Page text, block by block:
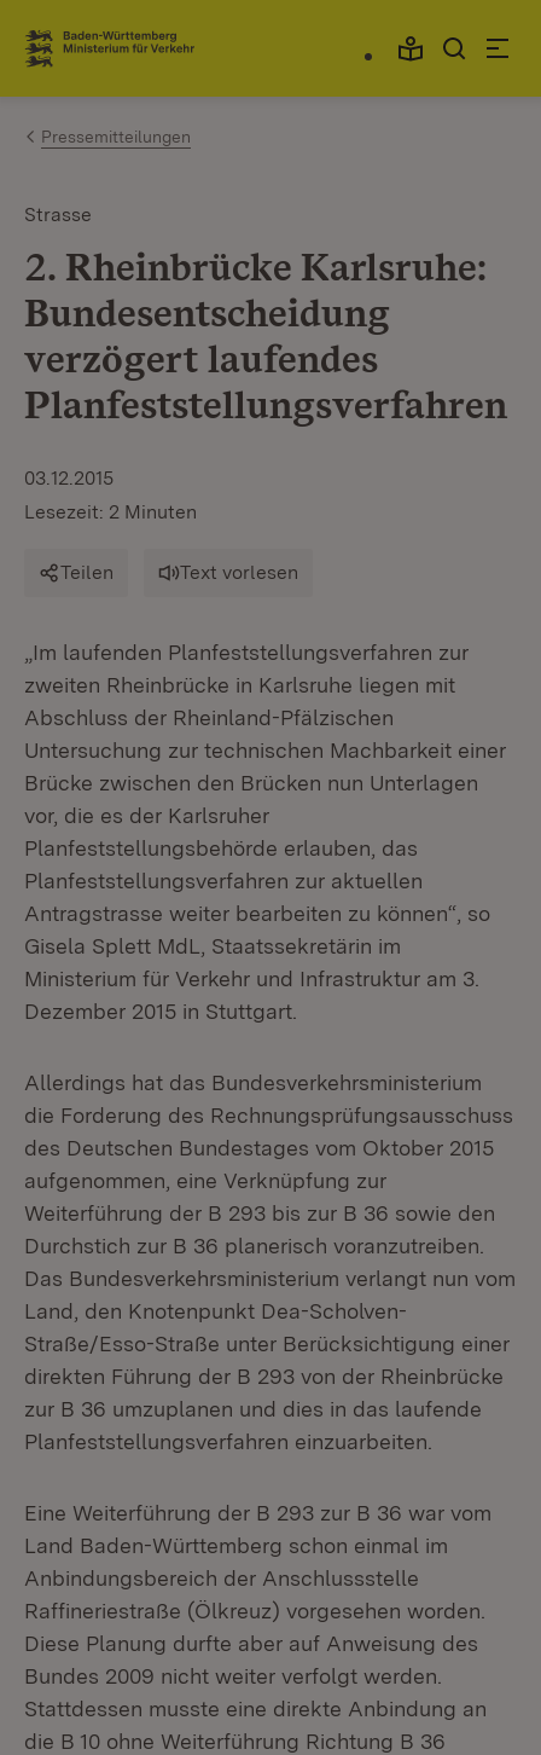
Zum Inhalt springen
Link zur Startseite
Pressemitteilungen
Strasse
2. Rheinbrücke Karlsruhe:
Bundesentscheidung
verzögert laufendes
Planfeststellungsverfahren
03.12.2015
Lesezeit: 2 Minuten
Teilen Text vorlesen
„Im laufenden Planfeststellungsverfahren zur
zweiten Rheinbrücke in Karlsruhe liegen mit
Abschluss der Rheinland-Pfälzischen
Untersuchung zur technischen Machbarkeit einer
Brücke zwischen den Brücken nun Unterlagen
vor, die es der Karlsruher
Planfeststellungsbehörde erlauben, das
Planfeststellungsverfahren zur aktuellen
Antragstrasse weiter bearbeiten zu können“, so
Gisela Splett MdL, Staatssekretärin im
Ministerium für Verkehr und Infrastruktur am 3.
Dezember 2015 in Stuttgart.
Allerdings hat das Bundesverkehrsministerium
die Forderung des Rechnungsprüfungsausschuss
des Deutschen Bundestages vom Oktober 2015
aufgenommen, eine Verknüpfung zur
Weiterführung der B 293 bis zur B 36 sowie den
Durchstich zur B 36 planerisch voranzutreiben.
Das Bundesverkehrsministerium verlangt nun vom
Land, den Knotenpunkt Dea-Scholven-
Straße/Esso-Straße unter Berücksichtigung einer
direkten Führung der B 293 von der Rheinbrücke
zur B 36 umzuplanen und dies in das laufende
Planfeststellungsverfahren einzuarbeiten.
Eine Weiterführung der B 293 zur B 36 war vom
Land Baden-Württemberg schon einmal im
Anbindungsbereich der Anschlussstelle
Raffineriestraße (Ölkreuz) vorgesehen worden.
Diese Planung durfte aber auf Anweisung des
Bundes 2009 nicht weiter verfolgt werden.
Stattdessen musste eine direkte Anbindung an
die B 10 ohne Weiterführung Richtung B 36